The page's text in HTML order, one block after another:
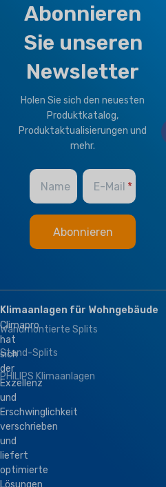
Abonnieren
Sie unseren
Newsletter
Holen Sie sich den neuesten
Produktkatalog,
Produktaktualisierungen und
mehr.
Name E-Mail
Climapro
hat
sich
der
Exzellenz
und
Erschwinglichkeit
verschrieben
und
liefert
optimierte
Klimaanlagen für Wohngebäude
Wandmontierte Splits
Stand-Splits
PHILIPS Klimaanlagen